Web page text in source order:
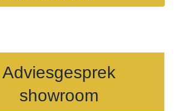
Adviesgesprek
showroom